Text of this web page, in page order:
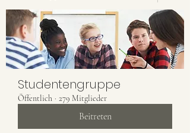
Studentengruppe
Öffentlich · 279 Mitglieder
Beitreten